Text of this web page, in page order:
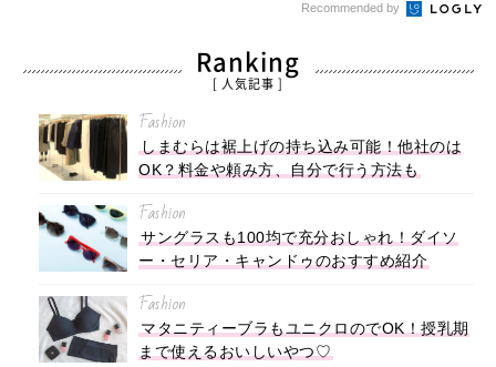
Recommended by
Ranking
[ 人気記事 ]
Fashion
しまむらは裾上げの持ち込み可能！他社のは
OK？料金や頼み方、自分で行う方法も
Fashion
サングラスも100均で充分おしゃれ！ダイソ
ー・セリア・キャンドゥのおすすめ紹介
Fashion
マタニティーブラもユニクロのでOK！授乳期
まで使えるおいしいやつ♡